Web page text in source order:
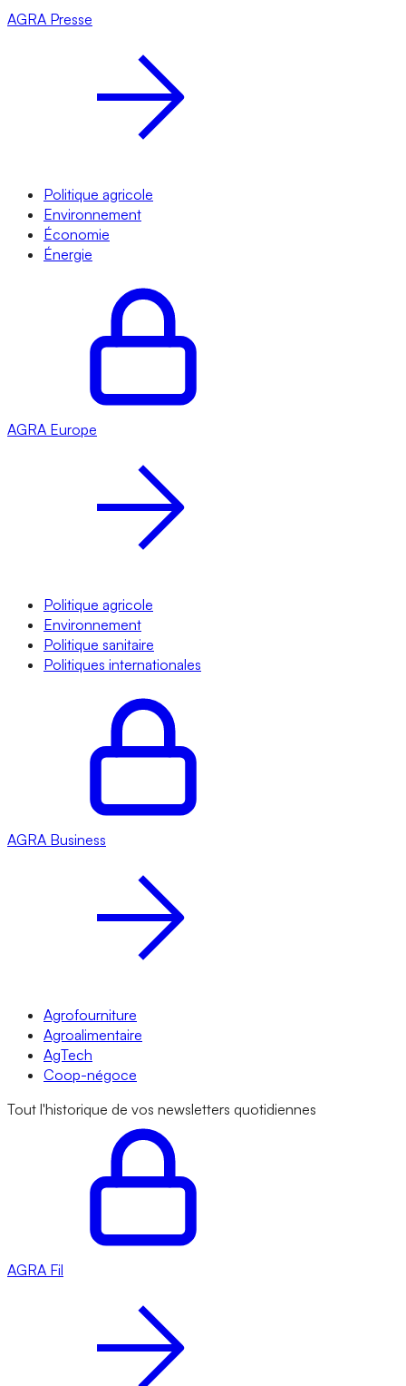
AGRA Presse
Politique agricole
Environnement
Économie
Énergie
AGRA Europe
Politique agricole
Environnement
Politique sanitaire
Politiques internationales
AGRA Business
Agrofourniture
Agroalimentaire
AgTech
Coop-négoce
Tout l'historique de vos newsletters quotidiennes
AGRA Fil